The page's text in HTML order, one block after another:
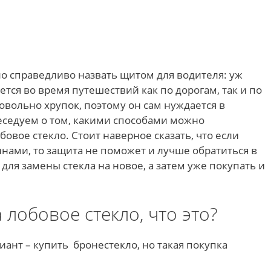
справедливо назвать щитом для водителя: уж
во время путешествий как по дорогам, так и по
хрупок, поэтому он сам нуждается в
о том, какими способами можно
стекло. Стоит наверное сказать, что если
то защита не поможет и лучше обратиться в
для замены стекла на новое, а затем уже покупать и
стекло, что это?
– купить бронестекло, но такая покупка